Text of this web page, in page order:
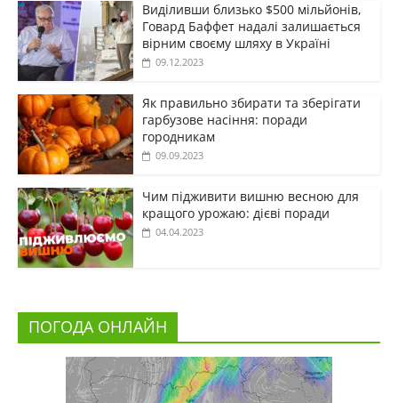
Виділивши близько $500 мільйонів,
Говард Баффет надалі залишається
вірним своєму шляху в Україні
09.12.2023
Як правильно збирати та зберігати
гарбузове насіння: поради
городникам
09.09.2023
Чим підживити вишню весною для
кращого урожаю: дієві поради
04.04.2023
ПОГОДА ОНЛАЙН